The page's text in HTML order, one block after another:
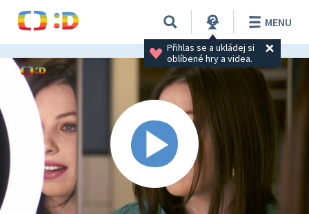
Přihlas se a ukládej si
oblíbené hry a videa.
MENU